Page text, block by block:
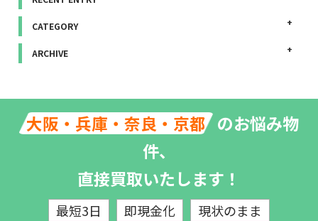
CATEGORY
ARCHIVE
大阪・兵庫・奈良・京都 のお悩み物
件、
直接買取いたします！
最短3日 即現金化 現状のまま